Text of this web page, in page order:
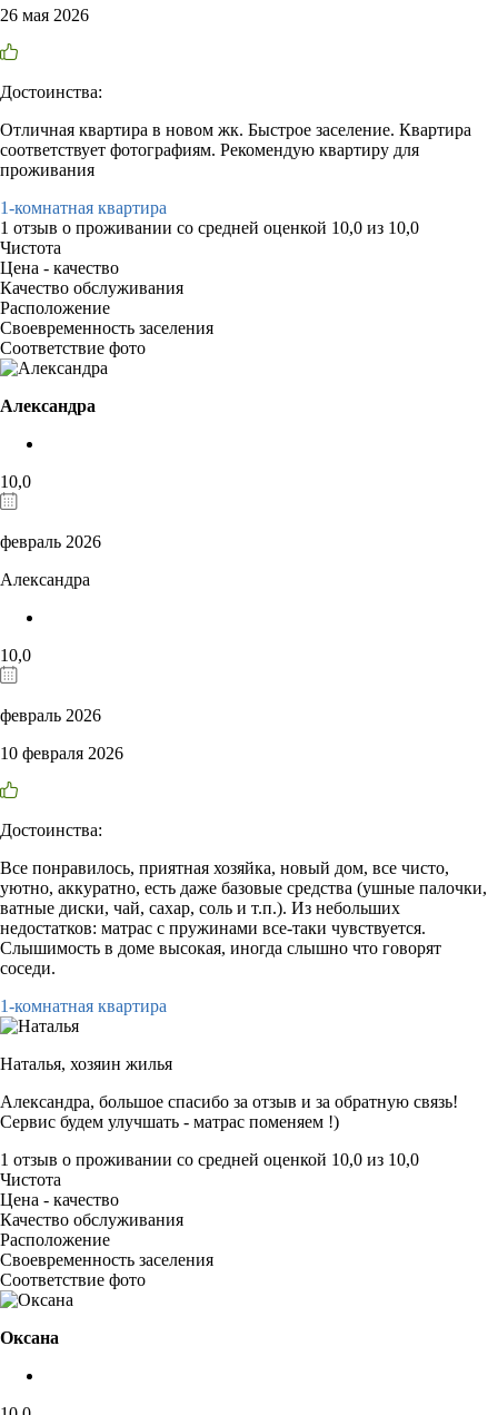
26 мая 2026
Достоинства:
Отличная квартира в новом жк. Быстрое заселение. Квартира
соответствует фотографиям. Рекомендую квартиру для
проживания
1-комнатная квартира
1 отзыв о проживании со средней оценкой 10,0 из 10,0
Чистота
Цена - качество
Качество обслуживания
Расположение
Своевременность заселения
Соответствие фото
Александра
10,0
февраль 2026
Александра
10,0
февраль 2026
10 февраля 2026
Достоинства:
Все понравилось, приятная хозяйка, новый дом, все чисто,
уютно, аккуратно, есть даже базовые средства (ушные палочки,
ватные диски, чай, сахар, соль и т.п.). Из небольших
недостатков: матрас с пружинами все-таки чувствуется.
Слышимость в доме высокая, иногда слышно что говорят
соседи.
1-комнатная квартира
Наталья, хозяин жилья
Александра, большое спасибо за отзыв и за обратную связь!
Сервис будем улучшать - матрас поменяем !)
1 отзыв о проживании со средней оценкой 10,0 из 10,0
Чистота
Цена - качество
Качество обслуживания
Расположение
Своевременность заселения
Соответствие фото
Оксана